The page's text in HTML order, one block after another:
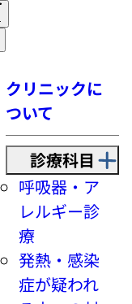
クリニックに
ついて
診療科目
呼吸器・ア
レルギー診
療
発熱・感染
症が疑われ